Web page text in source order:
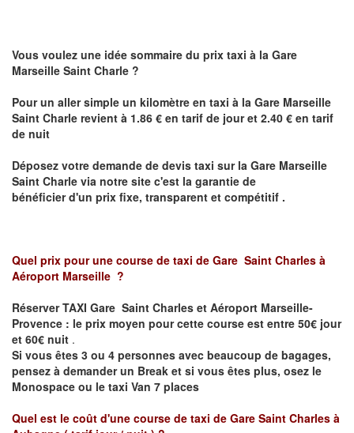
Vous voulez une idée sommaire du prix taxi à la Gare
Marseille Saint Charle ?
Pour un aller simple un kilomètre en taxi à la Gare Marseille
Saint Charle revient à 1.86 € en tarif de jour et 2.40 € en tarif
de nuit
Déposez votre demande de devis taxi sur la Gare Marseille
Saint Charle via notre site c'est la garantie de
bénéficier d'un prix fixe, transparent et compétitif .
Quel prix pour une course de taxi de Gare Saint Charles à
Aéroport Marseille ?
Réserver TAXI Gare Saint Charles et Aéroport Marseille-
Provence : le prix moyen pour cette course est entre 50€ jour
et 60€ nuit .
Si vous êtes 3 ou 4 personnes avec beaucoup de bagages,
pensez à demander un Break et si vous êtes plus, osez le
Monospace ou le taxi Van 7 places
Quel est le coût d'une course de taxi de Gare Saint Charles à